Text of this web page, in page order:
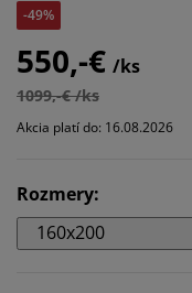
-49%
550,-€ /ks
1099,-€ /ks
Akcia platí do: 16.08.2026
Rozmery:
160x200